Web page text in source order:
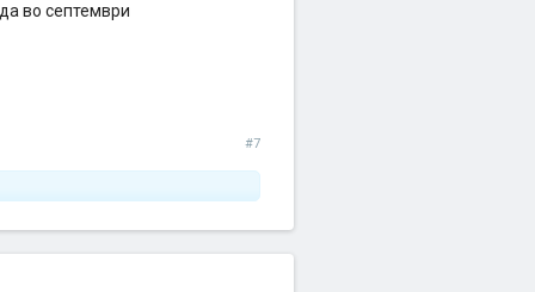
во септември
#7